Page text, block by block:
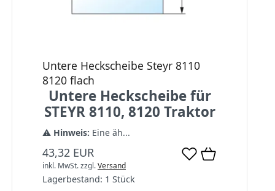
Untere Heckscheibe Steyr 8110
8120 flach
Untere Heckscheibe für
STEYR 8110, 8120 Traktor
⚠️ Hinweis: Eine äh...
43,32 EUR
inkl. MwSt.zzgl.Versand
Lagerbestand: 1 Stück